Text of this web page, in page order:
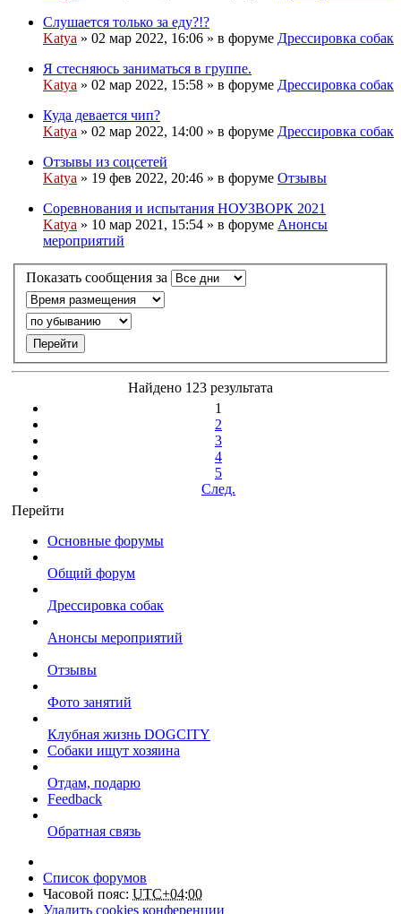
Слушается только за еду?!?
Вложения
Katya » 02 мар 2022, 16:06 » в форуме Дрессировка собак
Я стесняюсь заниматься в группе.
Katya » 02 мар 2022, 15:58 » в форуме Дрессировка собак
Куда девается чип?
Вложения
Katya » 02 мар 2022, 14:00 » в форуме Дрессировка собак
Отзывы из соцсетей
Вложения
Katya » 19 фев 2022, 20:46 » в форуме Отзывы
Соревнования и испытания НОУЗВОРК 2021
Katya » 10 мар 2021, 15:54 » в форуме Анонсы
мероприятий
Показать сообщения за
Найдено 123 результата
1
2
3
4
5
След.
Перейти
Основные форумы
Общий форум
Дрессировка собак
Анонсы мероприятий
Отзывы
Фото занятий
Клубная жизнь DOGCITY
Собаки ищут хозяина
Отдам, подарю
Feedback
Обратная связь
Список форумов
Часовой пояс: UTC+04:00
Удалить cookies конференции